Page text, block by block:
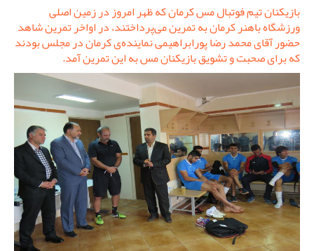
بازیکنان تیم فوتبال مس کرمان که ظهر امروز در زمین اصلی
ورزشگاه باهنر کرمان به تمرین می‌پرداختند، در اواخر تمرین شاهد
حضور آقای محمد رضا پورابراهیمی نماینده‌ی کرمان در مجلس بودند
که برای صحبت و تشویق بازیکنان مس به این تمرین آمد.